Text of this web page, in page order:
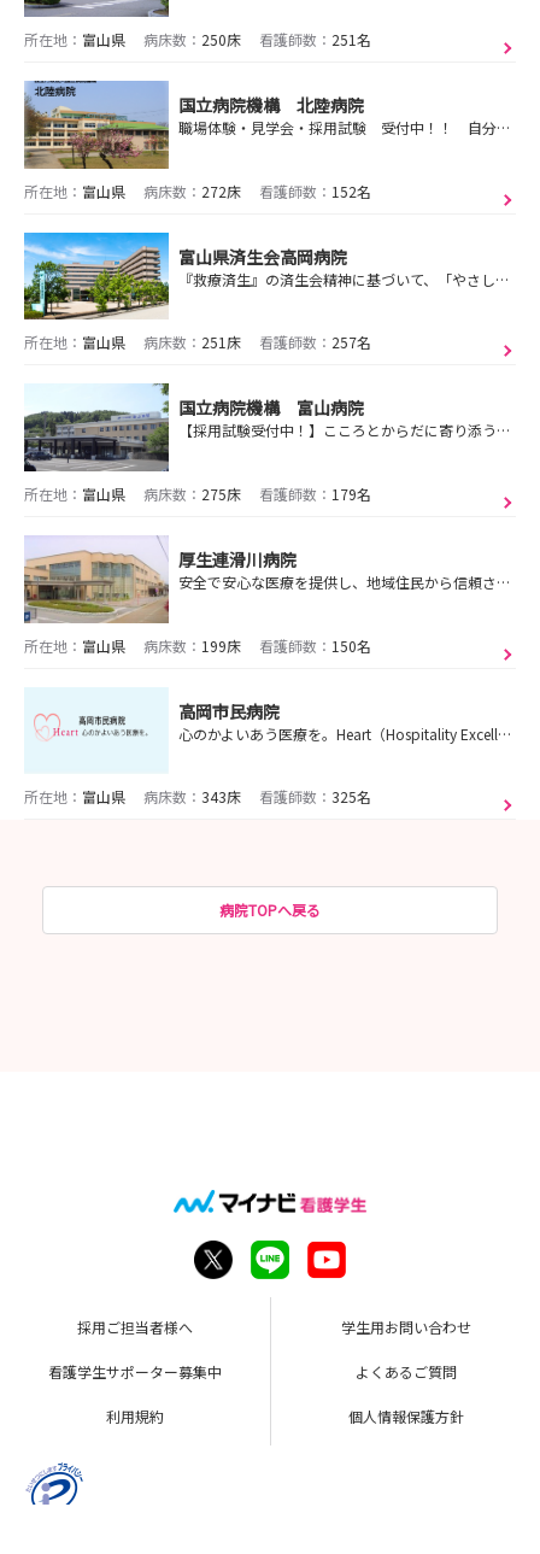
所在地： 富山県 病床数： 250床 看護師数： 251名
国立病院機構 北陸病院
職場体験・見学会・採用試験 受付中！！ 自分らしく働ける病院です！
所在地： 富山県 病床数： 272床 看護師数： 152名
富山県済生会高岡病院
『救療済生』の済生会精神に基づいて、「やさしさ・信頼・安心」の医療を実践します。
所在地： 富山県 病床数： 251床 看護師数： 257名
国立病院機構 富山病院
【採用試験受付中！】こころとからだに寄り添う医療を
所在地： 富山県 病床数： 275床 看護師数： 179名
厚生連滑川病院
安全で安心な医療を提供し、地域住民から信頼されるアットホームな病院を目指します。
所在地： 富山県 病床数： 199床 看護師数： 150名
高岡市民病院
心のかよいあう医療を。Heart（Hospitality Excellent Amenity Relationship Trust）
所在地： 富山県 病床数： 343床 看護師数： 325名
病院TOPへ戻る
採用ご担当者様へ 学生用お問い合わせ
看護学生サポーター募集中 よくあるご質問
利用規約 個人情報保護方針